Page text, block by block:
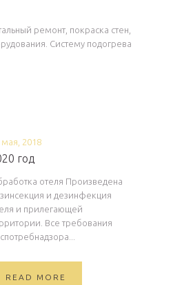
ремонт, покраска стен,
Систему подогрева
мая, 2018
год
отеля Произведена
и дезинфекция
и прилегающей
Все требования
READ MORE